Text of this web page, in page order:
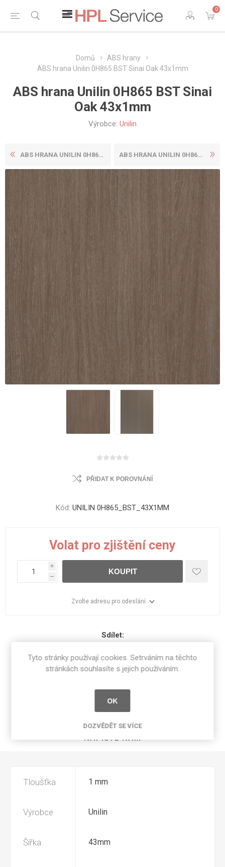
0
Domů
ABS hrany
ABS hrana Unilin 0H865 BST Sinai Oak 43x1mm
ABS hrana Unilin 0H865 BST Sinai
Oak 43x1mm
Výrobce: Unilin
ABS HRANA UNILIN 0H865 BST ... ABS HRANA UNILIN 0H868 BST ...
PŘIDAT K POROVNÁNÍ
Kód: UNILIN 0H865_BST_43X1MM
Volat pro zjištění ceny
i
h
KOUPIT
Zvolte adresu pro odeslání
Sdílet:
SPECIFIKACE PRODUKTU
RECENZE
NAPIŠTE NÁM
Tloušťka 1 mm
Výrobce Unilin
Šířka 43mm
Tyto stránky používají cookies. Setrváním na těchto
stránkách souhlasíte s jejich používáním.
OK
DOZVĚDĚT SE VÍCE